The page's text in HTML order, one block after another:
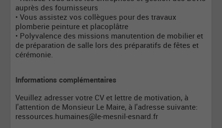
auprès des fournisseurs
• Vous assistez vos collègues pour des travaux
plomberie peinture et placoplâtre
• Polyvalence des missions manutention de mobilier et
de préparation de salle lors des préparatifs de fêtes et
cérémonie.
Informations complémentaires
Veuillez adresser votre CV et lettre de motivation, à
l'attention de Monsieur Le Maire, à l'adresse suivante:
ressources.humaines@le-mesnil-esnard.fr